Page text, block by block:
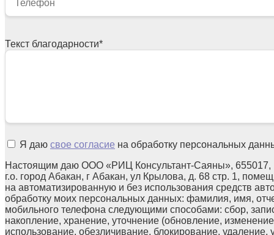
Текст благодарности*
Я даю свое согласие на обработку персональных
Настоящим даю ООО «РИЦ Консультант-Саяны», 655017,
г.о. город Абакан, г Абакан, ул Крылова, д. 68 стр. 1,
на автоматизированную и без использования средств
обработку моих персональных данных: фамилия, имя,
мобильного телефона следующими способами: сбор,
накопление, хранение, уточнение (обновление,
использование, обезличивание, блокирование, удаление,